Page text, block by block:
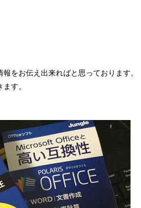
をお伝え出来ればと思っております。
す。